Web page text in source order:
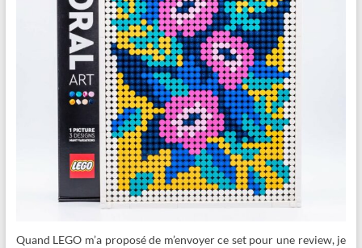
Quand LEGO m’a proposé de m’envoyer ce set pour une review, je